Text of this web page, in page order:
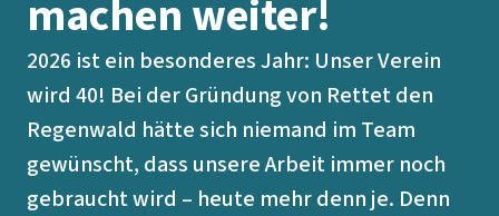
machen weiter!
2026 ist ein besonderes Jahr: Unser Verein
wird 40! Bei der Gründung von Rettet den
Regenwald hätte sich niemand im Team
gewünscht, dass unsere Arbeit immer noch
gebraucht wird – heute mehr denn je. Denn